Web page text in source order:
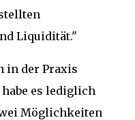
Liquidität."
in der Praxis
es lediglich
Möglichkeiten